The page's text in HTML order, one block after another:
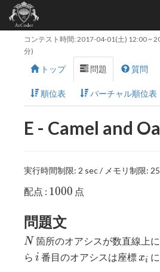
コンテスト時間: 2017-04-01(土) 12:00~
分)
トップ 問題 質問
順位表 バーチャル順位表
E - Camel and
実行時間制限: 2 sec / メモリ制限:
配点 : 1000
1000 点
問題文
N
N 箇所のオアシスが数直線上
ら i
i 番目のオアシスは座標 x_i
xi